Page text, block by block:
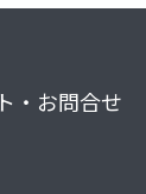
・お問合せ